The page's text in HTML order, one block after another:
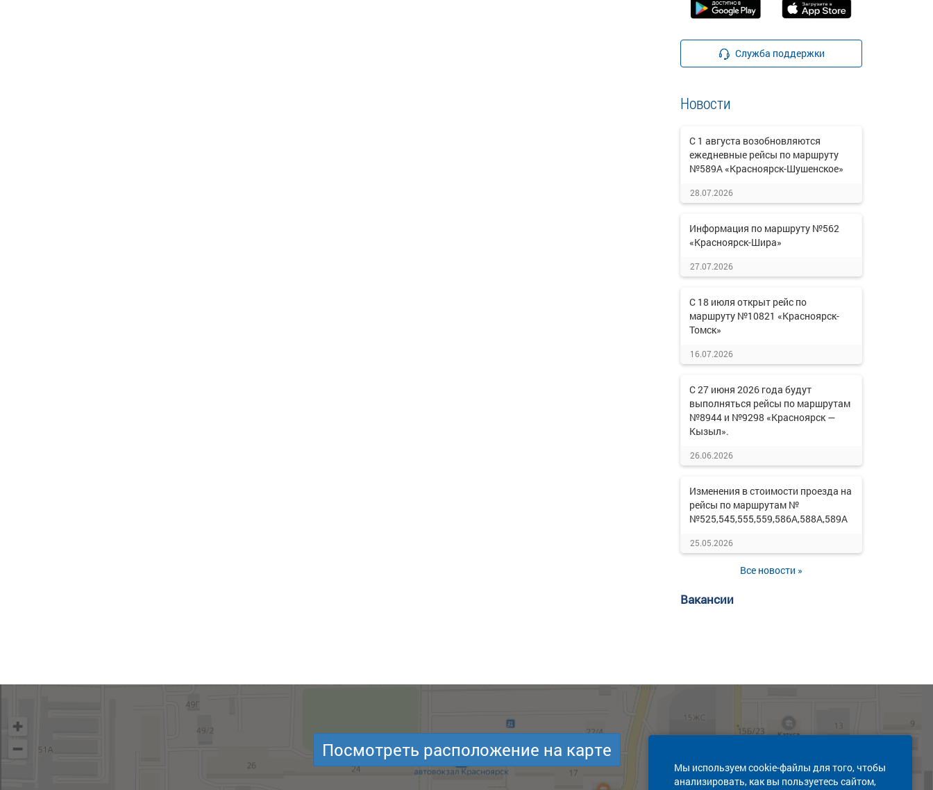
Служба поддержки
Новости
С 1 августа возобновляются
ежедневные рейсы по маршруту
№589А «Красноярск-Шушенское»
28.07.2026
Информация по маршруту №562
«Красноярск-Шира»
27.07.2026
С 18 июля открыт рейс по
маршруту №10821 «Красноярск-
Томск»
16.07.2026
С 27 июня 2026 года будут
выполняться рейсы по маршрутам
№8944 и №9298 «Красноярск —
Кызыл».
26.06.2026
Изменения в стоимости проезда на
рейсы по маршрутам №
№525,545,555,559,586А,588А,589А
25.05.2026
Все новости »
Вакансии
Мы используем cookie-файлы для того, чтобы
анализировать, как вы пользуетесь сайтом,
Посмотреть расположение на карте